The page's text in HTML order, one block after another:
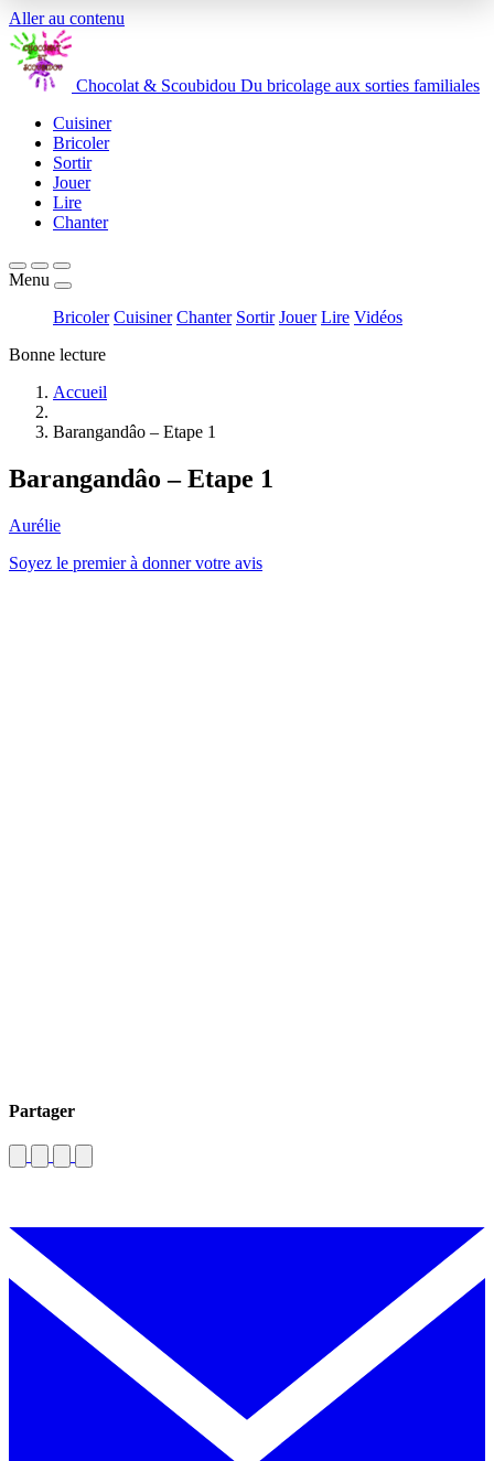
Aller au contenu
Chocolat & Scoubidou Du bricolage aux sorties familiales
Cuisiner
Bricoler
Sortir
Jouer
Lire
Chanter
Menu
Bricoler Cuisiner Chanter Sortir Jouer Lire Vidéos
Bonne lecture
Accueil
Barangandâo – Etape 1
Barangandâo – Etape 1
Aurélie
Soyez le premier à donner votre avis
Partager